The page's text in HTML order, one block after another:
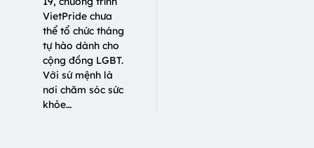
VietPride chưa
thể tổ chức tháng
tự hào dành cho
cộng đồng LGBT.
Với sứ mệnh là
nơi chăm sóc sức
khỏe…